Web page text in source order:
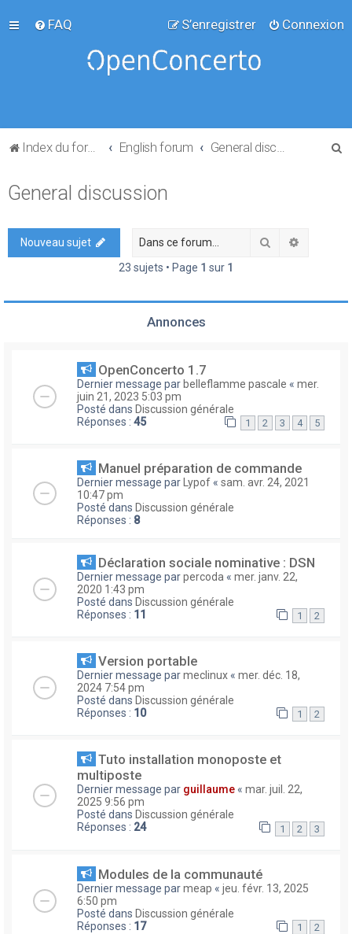
FAQ Connexion
S’enregistrer
Index du forum English forum
h
General discussion
Nouveau sujet Rechercher
23 sujets • Page 1 sur 1
Annonces
OpenConcerto 1.7
Dernier message par belleflamme pascale « mer.
juin 21, 2023 5:03 pm
Posté dans Discussion générale
Réponses : 45 1 2 3 4 5
Manuel préparation de commande
Dernier message par Lypof « sam. avr. 24, 2021
10:47 pm
Posté dans Discussion générale
Réponses : 8
Déclaration sociale nominative : DSN
Dernier message parpercoda « mer. janv. 22,
2020 1:43 pm
Posté dans Discussion générale
Réponses : 11 1 2
Version portable
Dernier message parmeclinux « mer. déc. 18,
2024 7:54 pm
Posté dans Discussion générale
Réponses : 10 1 2
Tuto installation monoposte et
multiposte
Dernier message par guillaume « mar. juil. 22,
2025 9:56 pm
Posté dans Discussion générale
Réponses : 24 1 2 3
Modules de la communauté
Dernier message parmeap « jeu. févr. 13, 2025
6:50 pm
Posté dans Discussion générale
Réponses : 17 1 2